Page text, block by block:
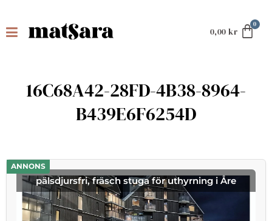
0,00 kr
16C68A42-28FD-4B38-8964-
B439E6F6254D
ANNONS
pälsdjursfri, fräsch stuga för uthyrning i Åre